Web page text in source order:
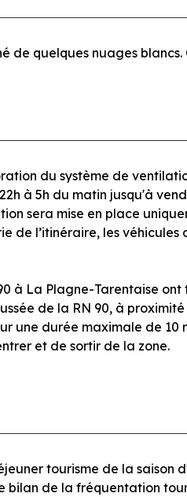
de quelques nuages
du système de
à 5h du matin jusqu'à
sera mise en place
de l’itinéraire, les
à La Plagne-Tarentaise
de la RN 90, à
une durée maximale de 10
et de sortir de la zone.
tourisme de la saison
de la fréquentation